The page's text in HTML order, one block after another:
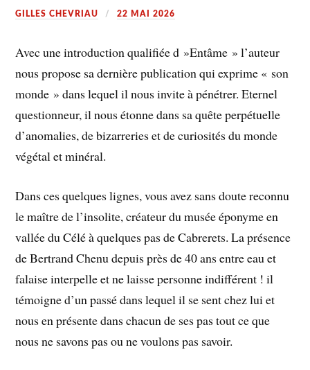
GILLES CHEVRIAU 22 MAI 2026
Avec une introduction qualifiée d »Entâme » l’auteur
nous propose sa dernière publication qui exprime « son
monde » dans lequel il nous invite à pénétrer. Eternel
questionneur, il nous étonne dans sa quête perpétuelle
d’anomalies, de bizarreries et de curiosités du monde
végétal et minéral.
Dans ces quelques lignes, vous avez sans doute reconnu
le maître de l’insolite, créateur du musée éponyme en
vallée du Célé à quelques pas de Cabrerets. La présence
de Bertrand Chenu depuis près de 40 ans entre eau et
falaise interpelle et ne laisse personne indifférent ! il
témoigne d’un passé dans lequel il se sent chez lui et
nous en présente dans chacun de ses pas tout ce que
nous ne savons pas ou ne voulons pas savoir.